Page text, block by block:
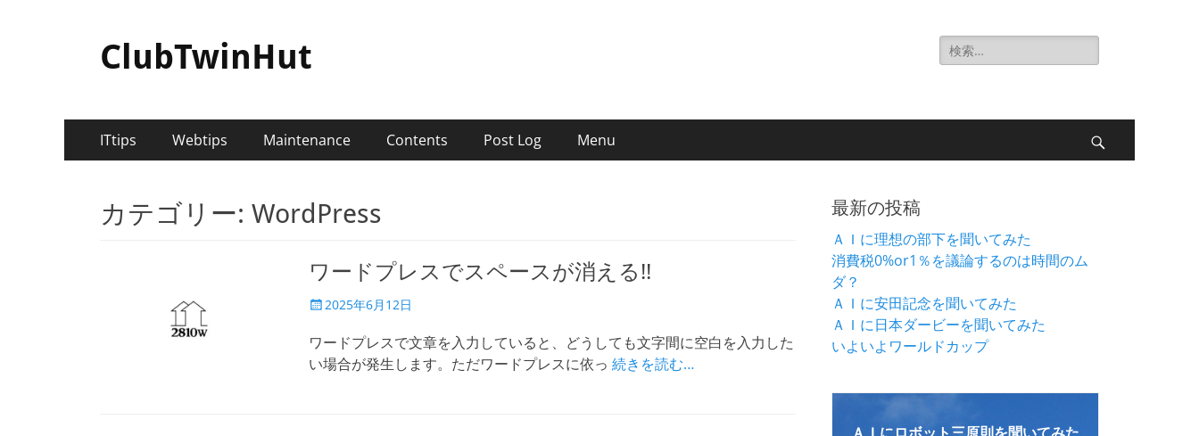
ClubTwinHut
検
索:
メ
イ
メ
ITtips Webtips Maintenance Contents Post Log Menu
カテゴリー: WordPress
ワードプレスでスペースが消える!!
投
日
2025年6月12日
ワードプレスで文章を入力していると、どうしても文字間に空白を入力した
い場合が発生します。ただワードプレスに依っ 続きを読む…
最新の投稿
ＡＩに理想の部下を聞いてみた
消費税0%or1％を議論するのは時間のム
ダ？
ＡＩに安田記念を聞いてみた
ＡＩに日本ダービーを聞いてみた
いよいよワールドカップ